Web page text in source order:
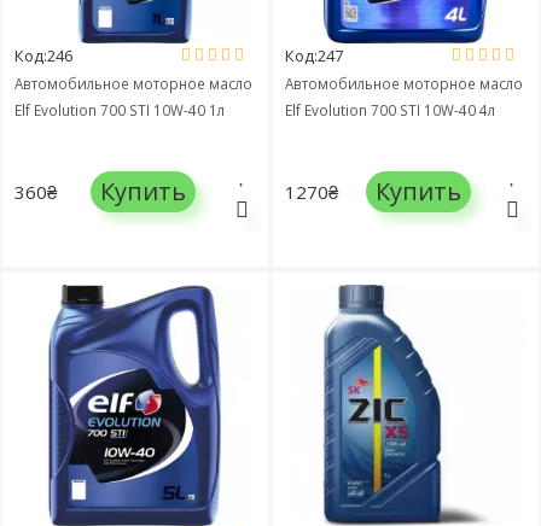
Код:246
Автомобильное моторное масло
Elf Evolution 700 STI 10W-40 1л
360₴ Купить
Код:247
Автомобильное моторное масло
Elf Evolution 700 STI 10W-40 4л
1270₴ Купить